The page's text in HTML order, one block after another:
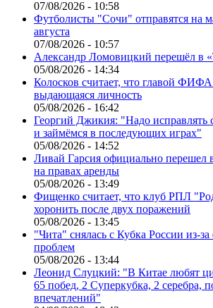
07/08/2026 - 10:58
Футболисты "Сочи" отправятся на
августа
07/08/2026 - 10:57
Александр Ломовицкий перешёл в
05/08/2026 - 14:34
Колосков считает, что главой
выдающаяся личность
05/08/2026 - 16:42
Георгий Джикия: "Надо
и займёмся в последующих играх"
05/08/2026 - 14:52
Ливай Гарсия официально перешел
на правах аренды
05/08/2026 - 13:49
Фищенко считает, что клуб РПЛ
хоронить после двух поражений
05/08/2026 - 13:45
"Чита" снялась с Кубка России из-
проблем
05/08/2026 - 13:44
Леонид Слуцкий: "В Китае любят
65 побед, 2 Суперкубка, 2 серебра,
впечатлений"